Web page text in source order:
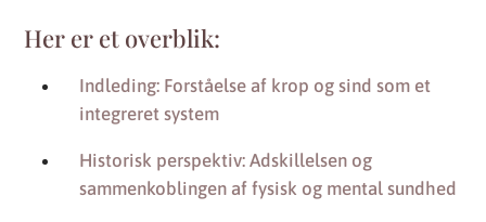
Her er et overblik:
Indleding: Forståelse af krop og sind som et
integreret system
Historisk perspektiv: Adskillelsen og
sammenkoblingen af fysisk og mental sundhed